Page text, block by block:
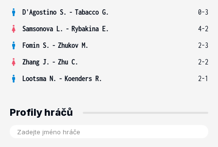
D'Agostino S. - Tabacco G.
0-3
Samsonova L. - Rybakina E.
4-2
Fomin S. - Zhukov M.
2-3
Zhang J. - Zhu C.
2-2
Lootsma N. - Koenders R. 2-1
Profily hráčů